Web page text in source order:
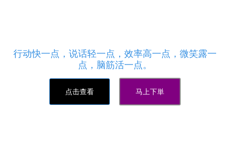
行动快一点，说话轻一点，效率高一点，微笑露一
点，脑筋活一点。
点击查看 马上下単